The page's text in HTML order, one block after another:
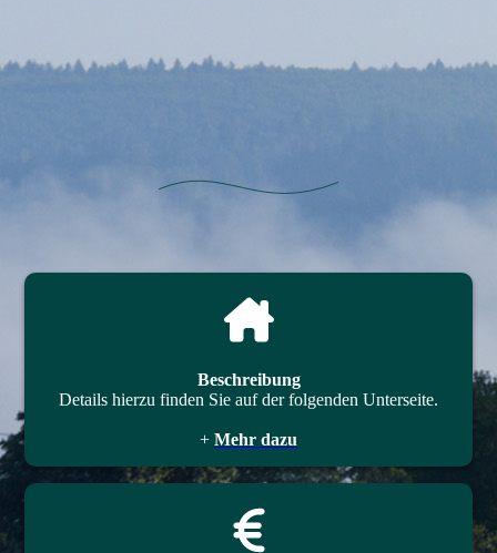
Beschreibung
Details hierzu finden Sie auf der folgenden Unterseite.
+ Mehr dazu